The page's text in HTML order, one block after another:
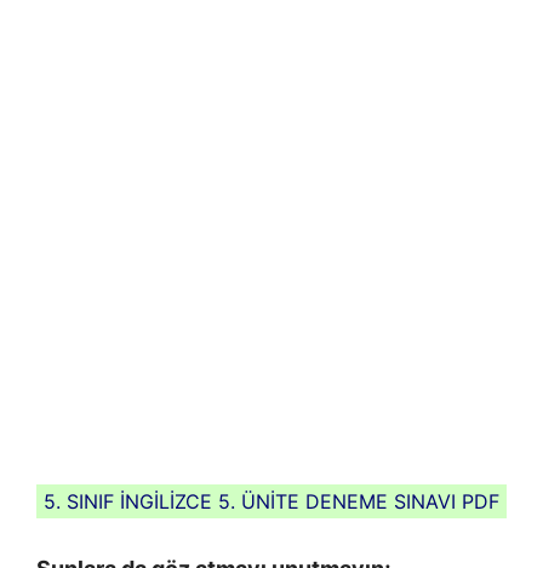
5. SINIF İNGİLİZCE 5. ÜNİTE DENEME SINAVI PDF